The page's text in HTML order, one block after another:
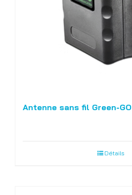
Antenne sans fil Green-GO
Détails